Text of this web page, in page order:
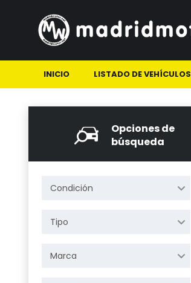
INICIO LISTADO DE VEHÍCULOS
Opciones de
búsqueda
Condición
Tipo
Marca